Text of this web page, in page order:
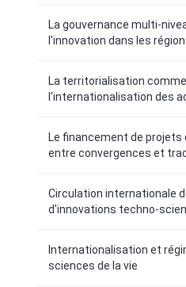
La gouvernance multi-
l'innovation dans les
La territorialisation
l'internationalisation des
Le financement de projets
entre convergences et
Circulation internationale
d'innovations techno-
Internationalisation et
sciences de la vie